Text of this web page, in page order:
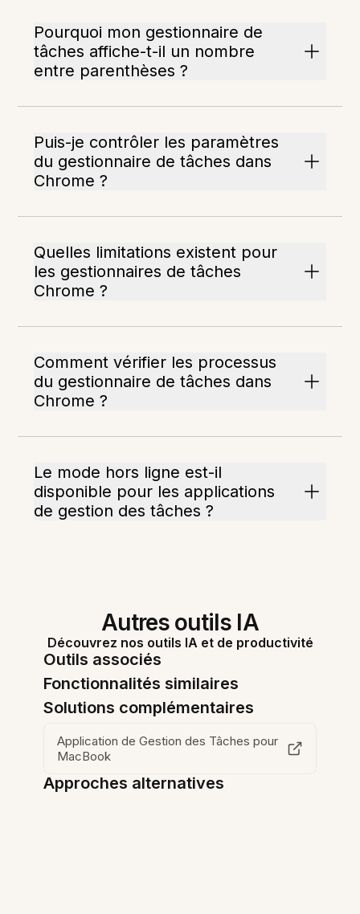
Pourquoi mon gestionnaire de
tâches affiche-t-il un nombre
entre parenthèses ?
Puis-je contrôler les paramètres
du gestionnaire de tâches dans
Chrome ?
Quelles limitations existent pour
les gestionnaires de tâches
Chrome ?
Comment vérifier les processus
du gestionnaire de tâches dans
Chrome ?
Le mode hors ligne est-il
disponible pour les applications
de gestion des tâches ?
Autres outils IA
Découvrez nos outils IA et de productivité
Outils associés
Fonctionnalités similaires
Solutions complémentaires
Application de Gestion des Tâches pour
MacBook
Approches alternatives